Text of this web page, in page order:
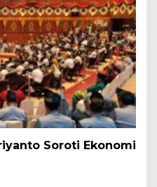
Soroti Ekonomi